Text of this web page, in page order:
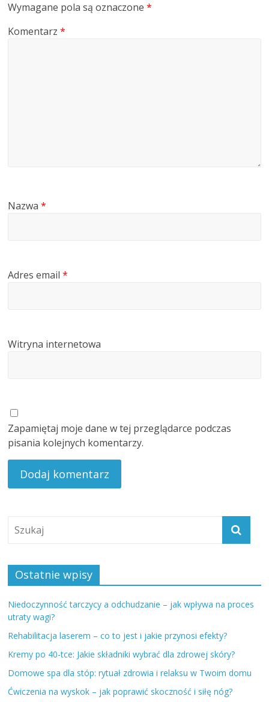
Wymagane pola są oznaczone*
Komentarz*
Nazwa*
Adres email*
Witryna internetowa
Zapamiętaj moje dane w tej przeglądarce podczas
pisania kolejnych komentarzy.
Ostatnie wpisy
Niedoczynność tarczycy a odchudzanie – jak wpływa na proces
utraty wagi?
Rehabilitacja laserem – co to jest i jakie przynosi efekty?
Kremy po 40-tce: Jakie składniki wybrać dla zdrowej skóry?
Domowe spa dla stóp: rytuał zdrowia i relaksu w Twoim domu
Ćwiczenia na wyskok – jak poprawić skoczność i siłę nóg?